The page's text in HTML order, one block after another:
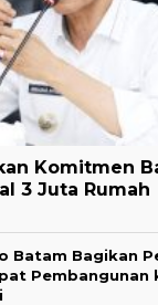
Komitmen
3 Juta Rumah
Batam Bagikan
Pembangunan